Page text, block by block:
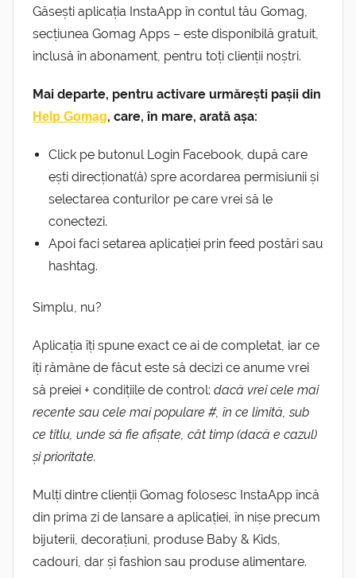
Găsești aplicația InstaApp în contul tău Gomag,
secțiunea Gomag Apps – este disponibilă gratuit,
inclusă în abonament, pentru toți clienții noștri.
Mai departe, pentru activare urmărești pașii din
Help Gomag, care, în mare, arată așa:
Click pe butonul Login Facebook, după care
ești direcționat(ă) spre acordarea permisiunii și
selectarea conturilor pe care vrei să le
conectezi.
Apoi faci setarea aplicației prin feed postări sau
hashtag.
Simplu, nu?
Aplicația îți spune exact ce ai de completat, iar ce
îți rămâne de făcut este să decizi ce anume vrei
să preiei + condițiile de control: dacă vrei cele mai
recente sau cele mai populare #, în ce limită, sub
ce titlu, unde să fie afișate, cât timp (dacă e cazul)
și prioritate.
Mulți dintre clienții Gomag folosesc InstaApp încă
din prima zi de lansare a aplicației, în nișe precum
bijuterii, decorațiuni, produse Baby & Kids,
cadouri, dar și fashion sau produse alimentare.